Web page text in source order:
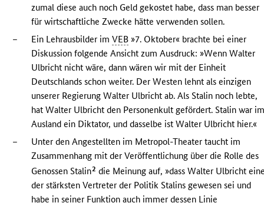
zumal diese auch noch Geld gekostet habe, dass man besser
für wirtschaftliche Zwecke hätte verwenden sollen.
–
Ein Lehrausbilder imVEB »7. Oktober« brachte bei einer
Diskussion folgende Ansicht zum Ausdruck: »Wenn Walter
Ulbricht nicht wäre, dann wären wir mit der Einheit
Deutschlands schon weiter. Der Westen lehnt als einzigen
unserer Regierung Walter Ulbricht ab. Als Stalin noch lebte,
hat Walter Ulbricht den Personenkult gefördert. Stalin war
Ausland ein Diktator, und dasselbe ist Walter Ulbricht hier.«
–
Unter den Angestellten im Metropol-Theater taucht im
Zusammenhang mit der Veröffentlichung über die Rolle des
Genossen Stalin2 die Meinung auf, »dass Walter Ulbricht
der stärksten Vertreter der Politik Stalins gewesen sei und
habe in seiner Funktion auch immer dessen Linie